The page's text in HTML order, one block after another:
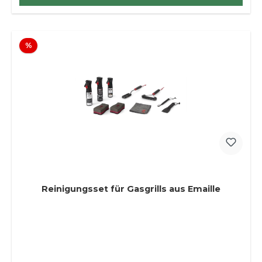
%Rabatt
Reinigungsset für Gasgrills aus Emaille